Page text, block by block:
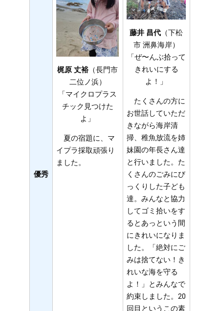
優秀
梶原 丈裕（長門市
二位ノ浜）
「マイクロプラス
チック見つけた
よ」
夏の宿題に、マ
イプラ採取頑張り
ました。
藤井 昌代 （下松
市 洲鼻海岸）
「ぜ〜んぶ拾って
きれいにする
よ！」
たくさんの方に
お世話していただ
きながら海岸清
掃、稚魚放流を姉
妹園の年長さん達
と行いました。た
くさんのごみにび
っくりした子ども
達。みんなと協力
してゴミ拾いをす
るとあっという間
にきれいになりま
した。「絶対にご
みは捨てない！き
れいな海を守る
よ！」とみんなで
約束しました。20
回目というこの素